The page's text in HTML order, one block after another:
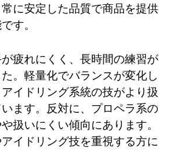
に安定した品質で商品を提供
す。
疲れにくく、長時間の練習が
。軽量化でバランスが変化し
イドリング系統の技がより扱
ます。反対に、プロペラ系の
扱いにくい傾向にあります。
イドリング技を重視する方に